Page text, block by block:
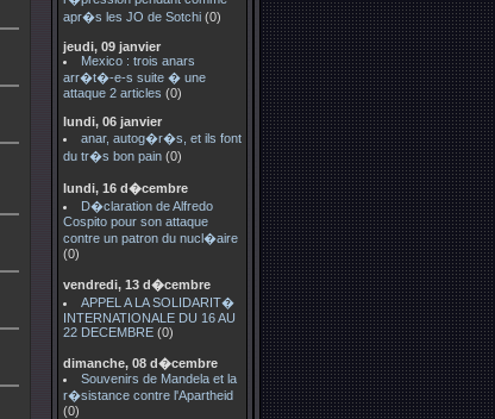
apr�s les JO de Sotchi (0)
jeudi, 09 janvier
Mexico : trois anars
arr�t�-e-s suite � une
attaque 2 articles (0)
lundi, 06 janvier
anar, autog�r�s, et ils font
du tr�s bon pain (0)
lundi, 16 d�cembre
D�claration de Alfredo
Cospito pour son attaque
contre un patron du nucl�aire
(0)
vendredi, 13 d�cembre
APPEL A LA SOLIDARIT�
INTERNATIONALE DU 16 AU
22 DECEMBRE (0)
dimanche, 08 d�cembre
Souvenirs de Mandela et la
r�sistance contre l'Apartheid
(0)